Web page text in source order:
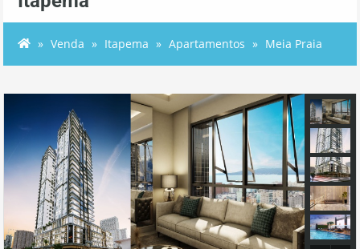
Venda Itapema Apartamentos Meia Praia